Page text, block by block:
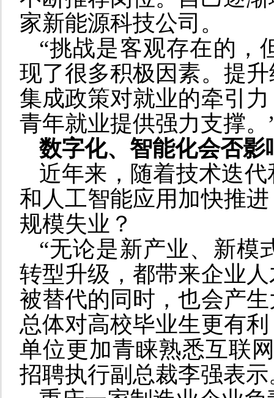
家新能源科技公司。
“挑战是客观存在的，
现了很多积极因素。提
集成政策对就业的牵引
青年就业提供强力支撑
数字化、智能化会否影
近年来，随着技术迭
和人工智能应用加快推
规模失业？
“无论是新产业、新模
转型升级，都带来企业
被替代的同时，也会产
总体对高校毕业生更有
单位更加青睐熟悉互联
招聘执行副总裁李强表示